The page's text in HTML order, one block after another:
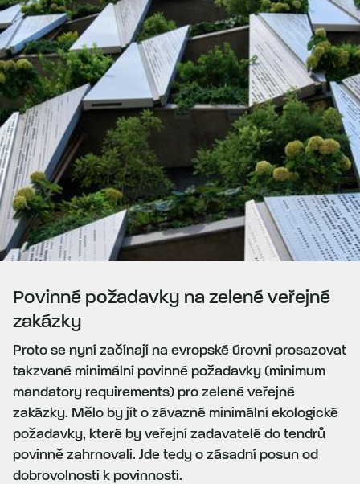
Povinné požadavky na zelené veřejné
zakázky
Proto se nyní začínají na evropské úrovni prosazovat
takzvané minimální povinné požadavky (minimum
mandatory requirements) pro zelené veřejné
zakázky. Mělo by jít o závazné minimální ekologické
požadavky, které by veřejní zadavatelé do tendrů
povinně zahrnovali. Jde tedy o zásadní posun od
dobrovolnosti k povinnosti.